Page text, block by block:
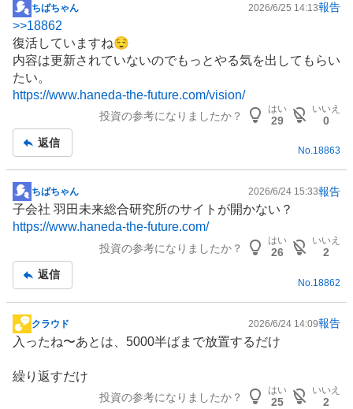
掲
示
板
記
事
ちばちゃん 2026/6/25 14:13報告
>>18862
復活していますね😌
内容は更新されていないのでもっとやる気を出してもらい
たい。
https://www.haneda-the-future.com/vision/
投資の参考になりましたか？
はい
29
いいえ
0
返信
No.18863
掲
示
板
ちばちゃん 2026/6/24 15:33報告
子会社 羽田未来総合研究所のサイトが開かない？
https://www.haneda-the-future.com/
投資の参考になりましたか？
はい
26
いいえ
2
返信
No. 18862
掲
示
記
クラウド 2026/6/24 14:09報告
入ったね〜あとは、5000半ばまで放置するだけ
繰り返すだけ
投資の参考になりましたか？
はい
25
いいえ
2